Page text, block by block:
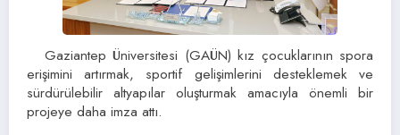
Gaziantep Üniversitesi (GAÜN) kız çocuklarının spora
erişimini artırmak, sportif gelişimlerini desteklemek ve
sürdürülebilir altyapılar oluşturmak amacıyla önemli bir
projeye daha imza attı.